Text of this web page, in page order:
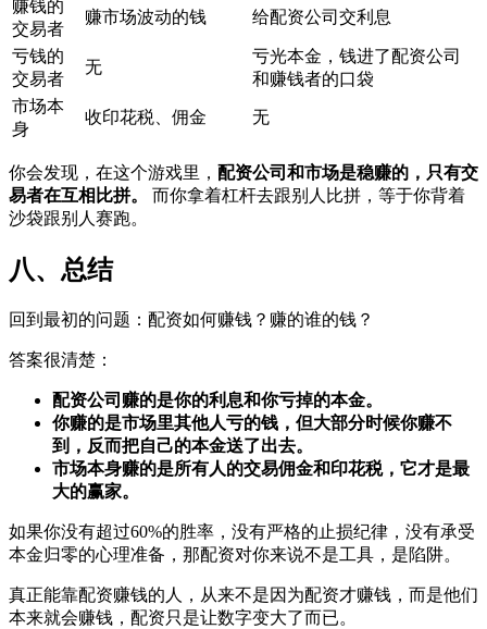
赚钱的
交易者
赚市场波动的钱 给配资公司交利息
亏钱的
交易者
无
亏光本金，钱进了配资公司
和赚钱者的口袋
市场本
身
收印花税、佣金 无
你会发现，在这个游戏里， 配资公司和市场是稳赚的，只有交
易者在互相比拼。
而你拿着杠杆去跟别人比拼，等于你背着
沙袋跟别人赛跑。
八、总结
回到最初的问题：配资如何赚钱？赚的谁的钱？
答案很清楚：
配资公司赚的是你的利息和你亏掉的本金。
你赚的是市场里其他人亏的钱，但大部分时候你赚不
到，反而把自己的本金送了出去。
市场本身赚的是所有人的交易佣金和印花税，它才是最
大的赢家。
如果你没有超过60%的胜率，没有严格的止损纪律，没有承受
本金归零的心理准备，那配资对你来说不是工具，是陷阱。
真正能靠配资赚钱的人，从来不是因为配资才赚钱，而是他们
本来就会赚钱，配资只是让数字变大了而已。